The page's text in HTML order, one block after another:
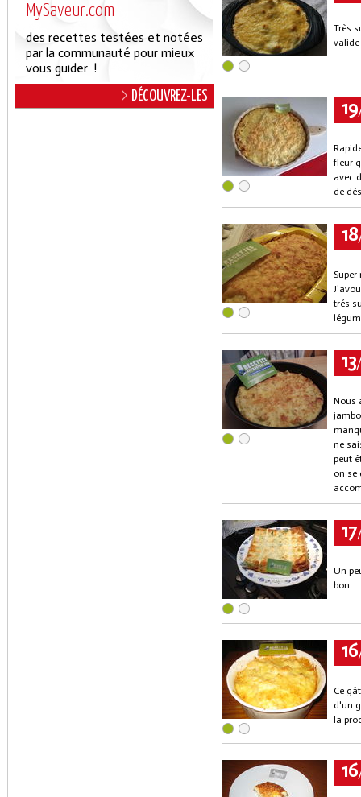
MySaveur.com
des recettes testées et notées
par la communauté pour mieux
vous guider !
DÉCOUVREZ-LES
Très
valide
19
fleur
avec
de
18
trés
13
Nous
ne
peut
on se
17
Un
bon.
16
Ce
d'un
la
16